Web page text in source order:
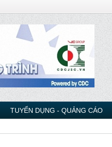
TUYỂN DỤNG - QUẢNG CÁO